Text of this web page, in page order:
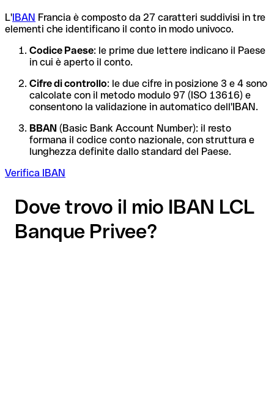
L'IBAN Francia è composto da 27 caratteri suddivisi in tre
elementi che identificano il conto in modo univoco.
Codice Paese: le prime due lettere indicano il Paese
in cui è aperto il conto.
Cifre di controllo: le due cifre in posizione 3 e 4 sono
calcolate con il metodo modulo 97 (ISO 13616) e
consentono la validazione in automatico dell'IBAN.
BBAN (Basic Bank Account Number): il resto
formana il codice conto nazionale, con struttura e
lunghezza definite dallo standard del Paese.
Verifica IBAN
Dove trovo il mio IBAN LCL
Banque Privee?